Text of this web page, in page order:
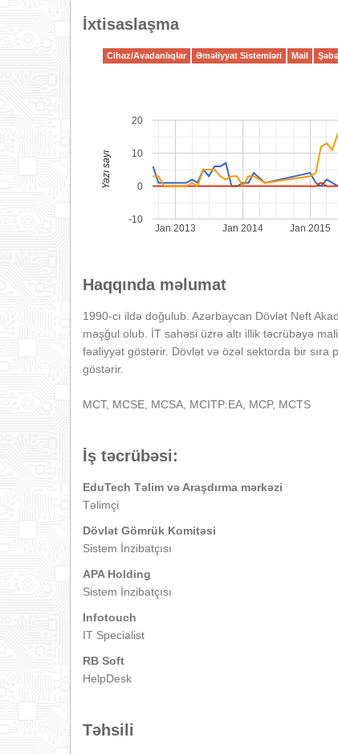
İxtisaslaşma
Cihaz/Avadanlıqlar Əməliyyat Sistemləri Mail
Jan 2013 Jan 2014 Jan 2015
-10
0
10
20
Yazı sayı
Haqqında məlumat
1990-cı ildə doğulub. Azərbaycan Dövlət Neft
məşğul olub. İT sahəsi üzrə altı illik təcrübəyə
fəaliyyət göstərir. Dövlət və özəl sektorda bir sıra
göstərir.
MCT, MCSE, MCSA, MCITP:EA, MCP, MCTS
İş təcrübəsi:
EduTech Təlim və Araşdırma mərkəzi
Təlimçi
Dövlət Gömrük Komitəsi
Sistem İnzibatçısı
APA Holding
Sistem İnzibatçısı
Infotouch
IT Specialist
RB Soft
HelpDesk
Təhsili